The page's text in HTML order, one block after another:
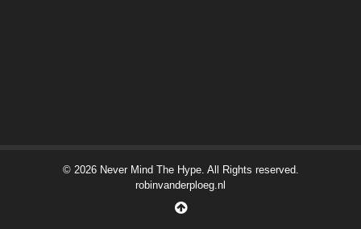
© 2026 Never Mind The Hype. All Rights reserved.
robinvanderploeg.nl